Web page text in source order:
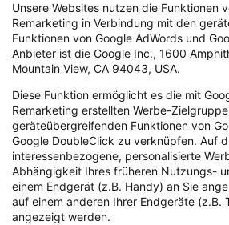
Unsere Websites nutzen die Funktionen
Remarketing in Verbindung mit den
Funktionen von Google AdWords und
Anbieter ist die Google Inc., 1600
Mountain View, CA 94043, USA.
Diese Funktion ermöglicht es die mit
Remarketing erstellten Werbe-
geräteübergreifenden Funktionen von
Google DoubleClick zu verknüpfen. Auf
interessenbezogene, personalisierte
Abhängigkeit Ihres früheren Nutzungs-
einem Endgerät (z.B. Handy) an Sie
auf einem anderen Ihrer Endgeräte (z.B.
angezeigt werden.